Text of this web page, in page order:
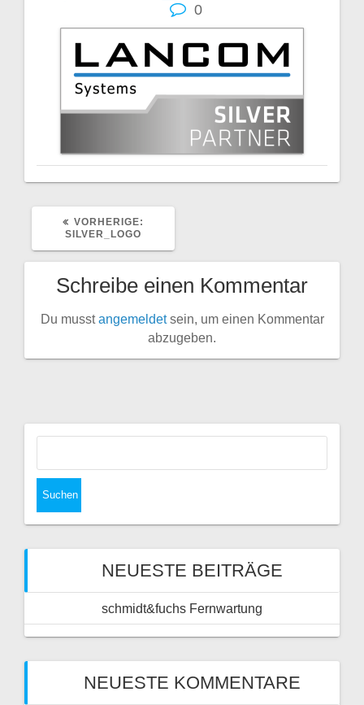
0
VORHERIGE:
SILVER_LOGO
Schreibe einen Kommentar
Du musstangemeldetsein, um einen Kommentar
abzugeben.
NEUESTE BEITRÄGE
schmidt&fuchs Fernwartung
NEUESTE KOMMENTARE